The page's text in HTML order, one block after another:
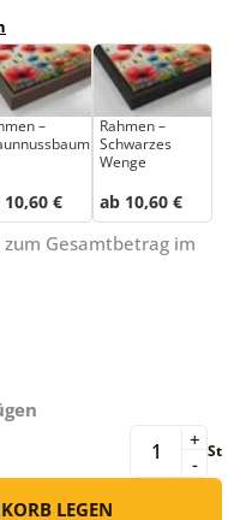
–
€
Rahmen –
Schwarzes
Wenge
ab 10,60 €
Gesamtbetrag im
-
+ St
LEGEN